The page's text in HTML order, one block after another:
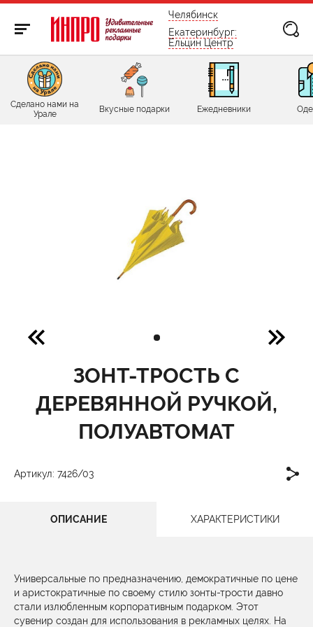
бесплатно по России
Челябинск
Екатеринбург:
Ельцин Центр
Сделано нами на
Урале
Вкусные подарки Ежедневники
ЗОНТ-ТРОСТЬ С
ДЕРЕВЯННОЙ РУЧКОЙ,
ПОЛУАВТОМАТ
Артикул: 7426/03
ОПИСАНИЕ ХАРАКТЕРИСТИКИ
Универсальные по предназначению, демократичные по цене
и аристократичные по своему стилю зонты-трости давно
стали излюбленным корпоративным подарком. Этот
сувенир создан для использования в рекламных целях. На